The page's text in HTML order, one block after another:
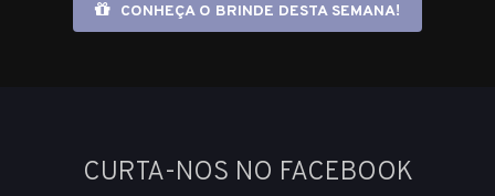
CONHEÇA O BRINDE DESTA SEMANA!
CURTA-NOS NO FACEBOOK